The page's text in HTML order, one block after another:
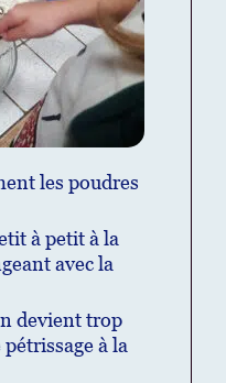
les poudres
à petit à la
avec la
devient trop
à la